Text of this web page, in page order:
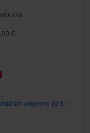
€
papirom za 3. i